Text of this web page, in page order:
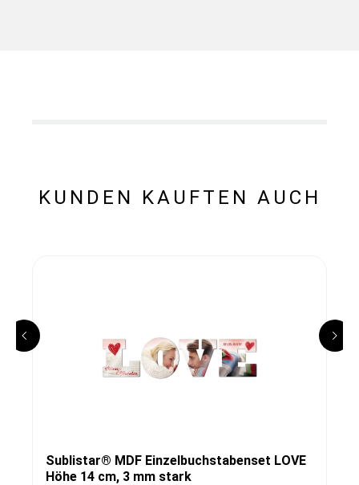
KUNDEN KAUFTEN AUCH
Sublistar® MDF Einzelbuchstabenset LOVE
Höhe 14 cm, 3 mm stark